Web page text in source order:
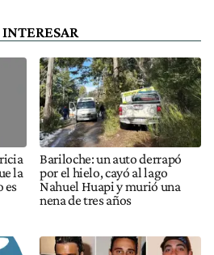
la
es
Bariloche: un auto derrapó
por el hielo, cayó al lago
Nahuel Huapi y murió una
nena de tres años